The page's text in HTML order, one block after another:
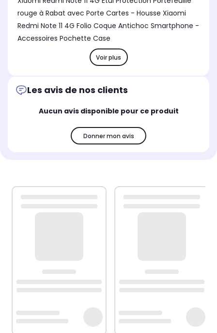
rouge à Rabat avec Porte Cartes - Housse Xiaomi
Redmi Note 11 4G Folio Coque Antichoc Smartphone -
Accessoires Pochette Case
Voir plus
Les avis de nos clients
Aucun avis disponible pour ce produit
Donner mon avis